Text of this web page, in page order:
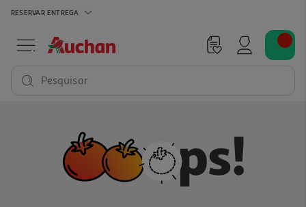
RESERVAR ENTREGA
Pesquisar